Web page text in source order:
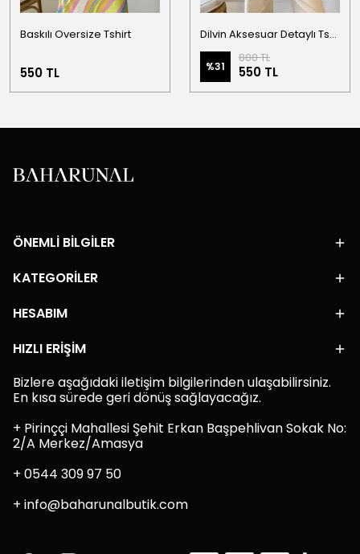
Baskılı Oversize Tshirt
550 TL
Dilvin Aksesuar Detaylı Tshirt
%31
800 TL
550 TL
ÖNEMLİ BİLGİLER
KATEGORİLER
HESABIM
HIZLI ERİŞİM
Bizlere aşağıdaki iletişim bilgilerinden ulaşabilirsiniz.
En kısa sürede geri dönüş sağlayacağız.
+ Pirinççi Mahallesi Şehit Erkan Başpehlivan Sokak No:
2/A Merkez/Amasya
+ 0544 309 97 50
+ info@baharunalbutik.com